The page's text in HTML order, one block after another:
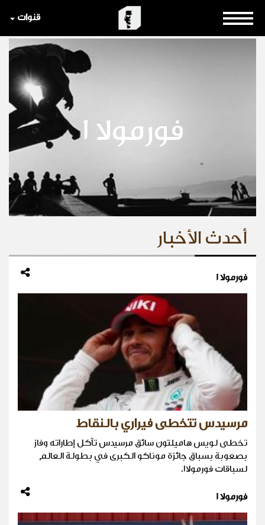
قنوات
فورمولا 1
أحدث الأخبار
فورمولا 1
مرسيدس تتخطى فيراري بالنقاط
تخطى لويس هاميلتون سائق مرسيدس تآكل إطاراته وفاز
بصعوبة بسباق جائزة موناكو الكبرى في بطولة العالم
لسباقات فورمولا١.
فورمولا 1